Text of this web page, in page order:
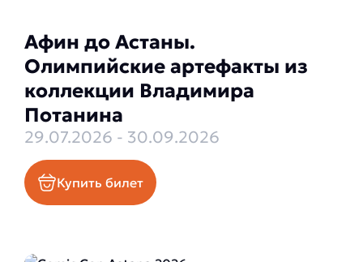
Афин до Астаны.
Олимпийские артефакты из
коллекции Владимира
Потанина
29.07.2026 - 30.09.2026
Купить билет